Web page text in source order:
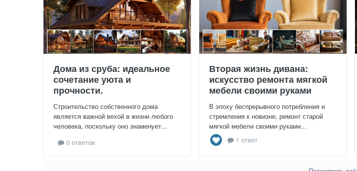
Дома из сруба: идеальное
сочетание уюта и
прочности.
Строительство собственного дома
является важной вехой в жизни любого
человека, поскольку оно знаменует...
0 ответов
Вторая жизнь дивана:
искусство ремонта мягкой
мебели своими руками
В эпоху беспрерывного потребления и
стремления к новизне, ремонт старой
мягкой мебели своими руками...
1 ответ